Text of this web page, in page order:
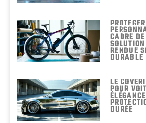
CADRE
RENDUE
DURABLE
LE
POUR
DURÉE